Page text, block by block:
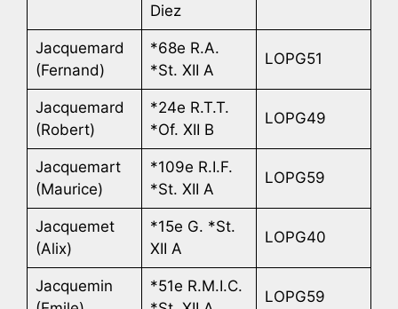
Diez
Jacquemard
(Fernand)
*68e R.A.
*St. XII A
LOPG51
Jacquemard
(Robert)
*24e R.T.T.
*Of. XII B
LOPG49
Jacquemart
(Maurice)
*109e R.I.F.
*St. XII A
LOPG59
Jacquemet
(Alix)
*15e G. *St.
XII A
LOPG40
Jacquemin
*51e R.M.I.C.
LOPG59